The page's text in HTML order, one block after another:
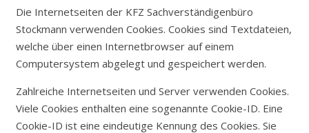
Die Internetseiten der KFZ Sachverständigenbüro
Stockmann verwenden Cookies. Cookies sind Textdateien,
welche über einen Internetbrowser auf einem
Computersystem abgelegt und gespeichert werden.
Zahlreiche Internetseiten und Server verwenden Cookies.
Viele Cookies enthalten eine sogenannte Cookie-ID. Eine
Cookie-ID ist eine eindeutige Kennung des Cookies. Sie